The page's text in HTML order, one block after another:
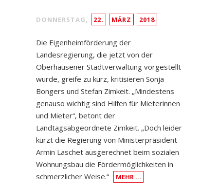
DONNERSTAG, 22. MÄRZ 2018
Die Eigenheimförderung der
Landesregierung, die jetzt von der
Oberhausener Stadtverwaltung vorgestellt
wurde, greife zu kurz, kritisieren Sonja
Bongers und Stefan Zimkeit. „Mindestens
genauso wichtig sind Hilfen für Mieterinnen
und Mieter“, betont der
Landtagsabgeordnete Zimkeit. „Doch leider
kürzt die Regierung von Ministerpräsident
Armin Laschet ausgerechnet beim sozialen
Wohnungsbau die Fördermöglichkeiten in
schmerzlicher Weise.“
MEHR …